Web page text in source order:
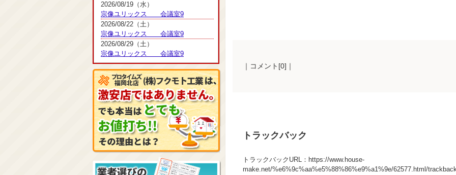
｜コメント[0]｜
トラックバック
トラックバックURL：https://www.house-
make.net/%e6%9c%aa%e5%88%86%e9%a1%9e/62577.html/
2026/08/19（水）
宗像ユリックス 会議室9
2026/08/22（土）
宗像ユリックス 会議室9
2026/08/29（土）
宗像ユリックス 会議室9